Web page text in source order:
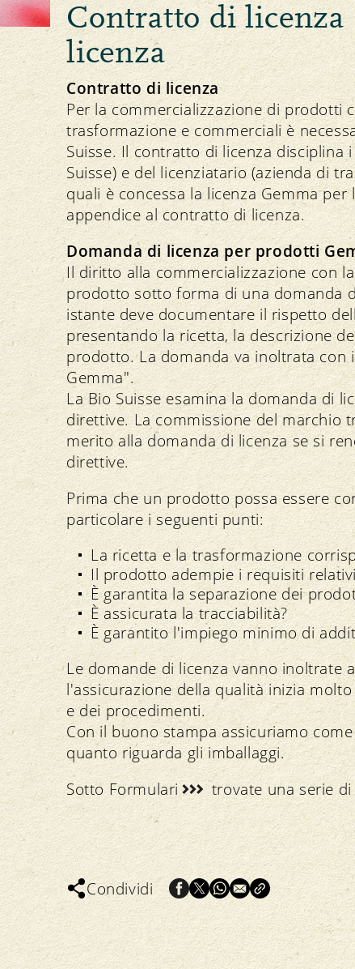
Ricerca dei prodotti
Importazione e esportazione
Commissione del marchio
Date e procedura
NEWSLETTER
Contratto di licenza
licenza
Contratto di licenza
Per la commercializzazione di prodotti
trasformazione e commerciali è
Suisse. Il contratto di licenza disciplina
Suisse) e del licenziatario (azienda di
quali è concessa la licenza Gemma
appendice al contratto di licenza.
Domanda di licenza per prodotti
Il diritto alla commercializzazione con
prodotto sotto forma di una domanda
istante deve documentare il rispetto
presentando la ricetta, la descrizione
prodotto. La domanda va inoltrata
Gemma".
La Bio Suisse esamina la domanda di
direttive. La commissione del marchio
merito alla domanda di licenza se si
direttive.
Prima che un prodotto possa essere
particolare i seguenti punti:
La ricetta e la trasformazione
Il prodotto adempie i requisiti
È garantita la separazione dei
È assicurata la tracciabilità?
È garantito l'impiego minimo di
Le domande di licenza vanno inoltrate
l'assicurazione della qualità inizia
e dei procedimenti.
Con il buono stampa assicuriamo
quanto riguarda gli imballaggi.
Sotto Formulari trovate una serie
Condividi